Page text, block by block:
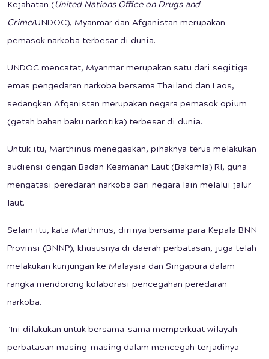
Kejahatan (United Nations Office on Drugs and
Crime/UNDOC), Myanmar dan Afganistan merupakan
pemasok narkoba terbesar di dunia.
UNDOC mencatat, Myanmar merupakan satu dari segitiga
emas pengedaran narkoba bersama Thailand dan Laos,
sedangkan Afganistan merupakan negara pemasok opium
(getah bahan baku narkotika) terbesar di dunia.
Untuk itu, Marthinus menegaskan, pihaknya terus melakukan
audiensi dengan Badan Keamanan Laut (Bakamla) RI, guna
mengatasi peredaran narkoba dari negara lain melalui jalur
laut.
Selain itu, kata Marthinus, dirinya bersama para Kepala BNN
Provinsi (BNNP), khususnya di daerah perbatasan, juga telah
melakukan kunjungan ke Malaysia dan Singapura dalam
rangka mendorong kolaborasi pencegahan peredaran
narkoba.
"Ini dilakukan untuk bersama-sama memperkuat wilayah
perbatasan masing-masing dalam mencegah terjadinya